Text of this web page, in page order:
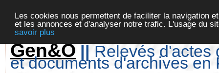
Les cookies nous permettent de faciliter la navigation
et les annonces et d'analyser notre trafic. L'usage du
savoir plus
Gen&O || Relevés d'actes
et documents d'archives en